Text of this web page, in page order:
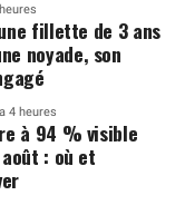
fillette de 3 ans
noyade, son
4 heures
à 94 % visible
: où et